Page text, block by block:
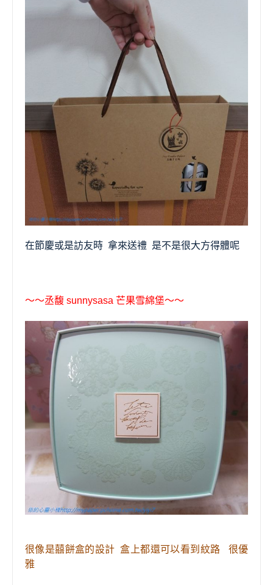
在節慶或是訪友時 拿來送禮 是不是很大方得體呢
〜〜丞馥 sunnysasa 芒果雪綿堡〜〜
很像是囍餅盒的設計 盒上都還可以看到紋路 很優
雅